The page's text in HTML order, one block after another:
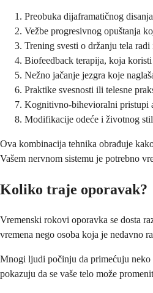
Preobuka dijaframatičnog
Vežbe progresivnog opuštanja
Trening svesti o držanju tela
Biofeedback terapija, koja
Nežno jačanje jezgra koje
Praktike svesnosti ili telesne
Kognitivno-bihevioralni pristupi
Modifikacije odeće i životnog
Ova kombinacija tehnika obrađuje
Vašem nervnom sistemu je potrebno
Koliko traje oporavak?
Vremenski rokovi oporavka se dosta
vremena nego osoba koja je nedavno
Mnogi ljudi počinju da primećuju neko
pokazuju da se vaše telo može